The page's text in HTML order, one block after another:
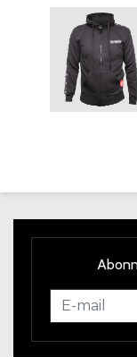
-40%